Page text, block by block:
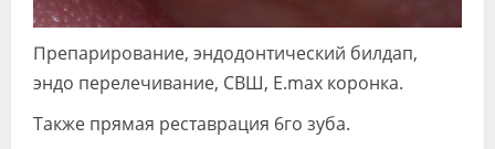
Препарирование, эндодонтический билдап,
эндо перелечивание, СВШ, E.max коронка.
Также прямая реставрация 6го зуба.